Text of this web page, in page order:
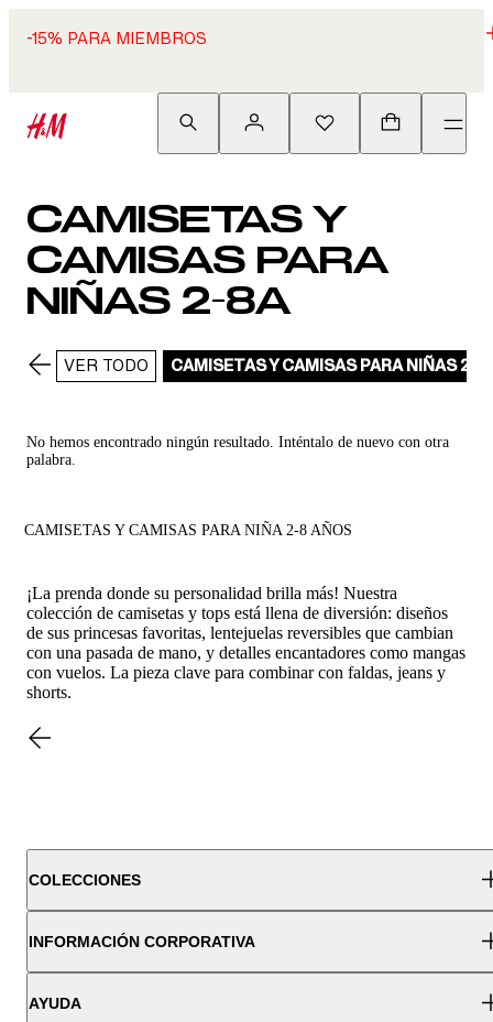
-15% PARA MIEMBROS
CAMISETAS Y
CAMISAS PARA
NIÑAS 2-8A
VER TODO CAMISETAS Y CAMISAS PARA NIÑAS 2-
No hemos encontrado ningún resultado. Inténtalo de nuevo con otra
palabra.
CAMISETAS Y CAMISAS PARA NIÑA 2-8 AÑOS
¡La prenda donde su personalidad brilla más! Nuestra
colección de camisetas y tops está llena de diversión: diseños
de sus princesas favoritas, lentejuelas reversibles que cambian
con una pasada de mano, y detalles encantadores como mangas
con vuelos. La pieza clave para combinar con faldas, jeans y
shorts.
COLECCIONES
INFORMACIÓN CORPORATIVA
AYUDA